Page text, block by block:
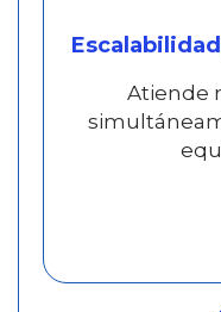
Atiende